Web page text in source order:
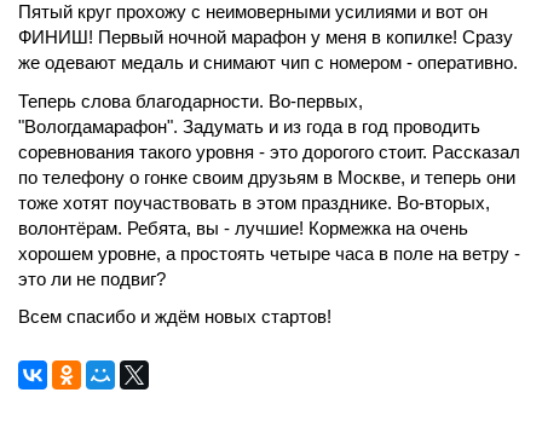
Пятый круг прохожу с неимоверными усилиями и вот он
ФИНИШ! Первый ночной марафон у меня в копилке! Сразу
же одевают медаль и снимают чип с номером - оперативно.
Теперь слова благодарности. Во-первых,
"Вологдамарафон". Задумать и из года в год проводить
соревнования такого уровня - это дорогого стоит. Рассказал
по телефону о гонке своим друзьям в Москве, и теперь они
тоже хотят поучаствовать в этом празднике. Во-вторых,
волонтёрам. Ребята, вы - лучшие! Кормежка на очень
хорошем уровне, а простоять четыре часа в поле на ветру -
это ли не подвиг?
Всем спасибо и ждём новых стартов!